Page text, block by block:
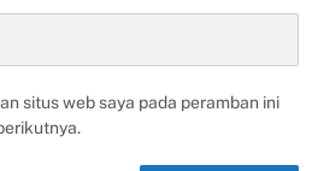
situs web saya pada peramban ini